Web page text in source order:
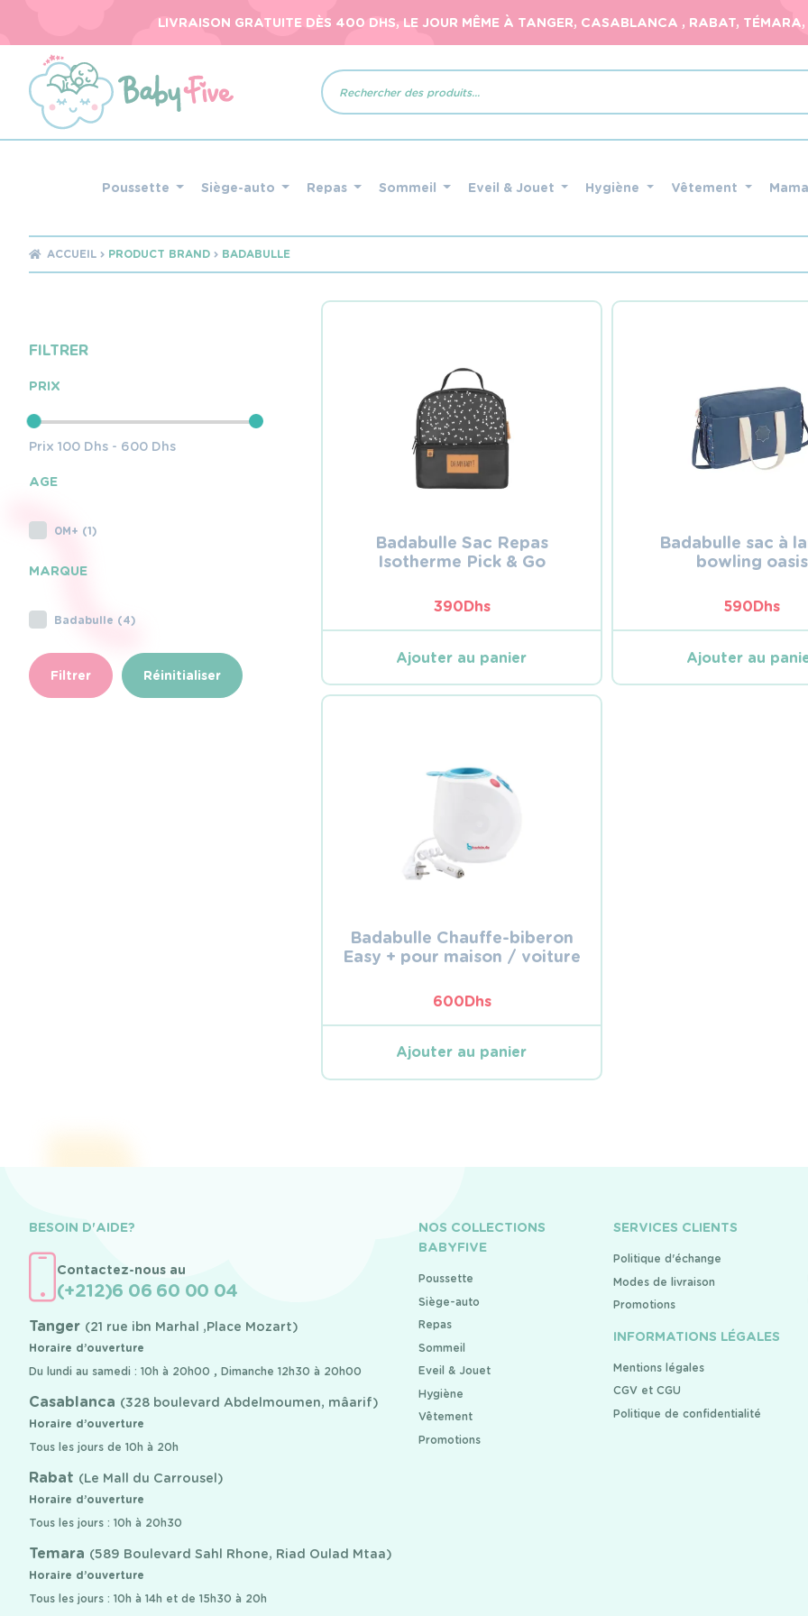
LIVRAISON GRATUITE DÈS 400 DHS, LE JOUR MÊME À TANGER, CASABLANCA , RABAT,
Recherche
de
produits
Poussette Siège-auto Repas Sommeil Eveil & Jouet Hygiène Vêtement
ACCUEIL PRODUCT BRAND BADABULLE
FILTRER
PRIX
Prix 100 Dhs - 600 Dhs
AGE
0M+ (1)
MARQUE
Badabulle (4)
Filtrer Réinitialiser
Badabulle Sac Repas
Isotherme Pick & Go
390Dhs
Ajouter au panier
Badabulle sac à
bowling oasis
590Dhs
Ajouter au
Badabulle Chauffe-biberon
Easy + pour maison / voiture
600Dhs
Ajouter au panier
BESOIN D'AIDE?
Contactez-nous au
(+212)6 06 60 00 04
Tanger (21 rue ibn Marhal ,Place Mozart)
Horaire d’ouverture
Du lundi au samedi : 10h à 20h00 , Dimanche 12h30 à 20h00
Casablanca (328 boulevard Abdelmoumen, mâarif)
Horaire d’ouverture
Tous les jours de 10h à 20h
Rabat (Le Mall du Carrousel)
Horaire d’ouverture
Tous les jours : 10h à 20h30
Temara (589 Boulevard Sahl Rhone, Riad Oulad Mtaa)
Horaire d’ouverture
Tous les jours : 10h à 14h et de 15h30 à 20h
NOS COLLECTIONS
BABYFIVE
Poussette
Siège-auto
Repas
Sommeil
Eveil & Jouet
Hygiène
Vêtement
Promotions
SERVICES CLIENTS
Politique d'échange
Modes de livraison
Promotions
INFORMATIONS LÉGALES
Mentions légales
CGV et CGU
Politique de confidentialité